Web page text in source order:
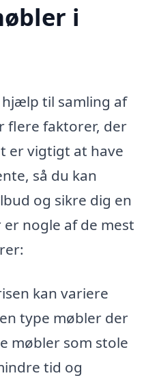
i
til samling af
flere faktorer, der
er vigtigt at have
så du kan
og sikre dig en
nogle af de mest
kan variere
type møbler der
møbler som stole
tid og